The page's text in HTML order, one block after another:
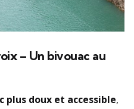
– Un bivouac au
plus doux et accessible,